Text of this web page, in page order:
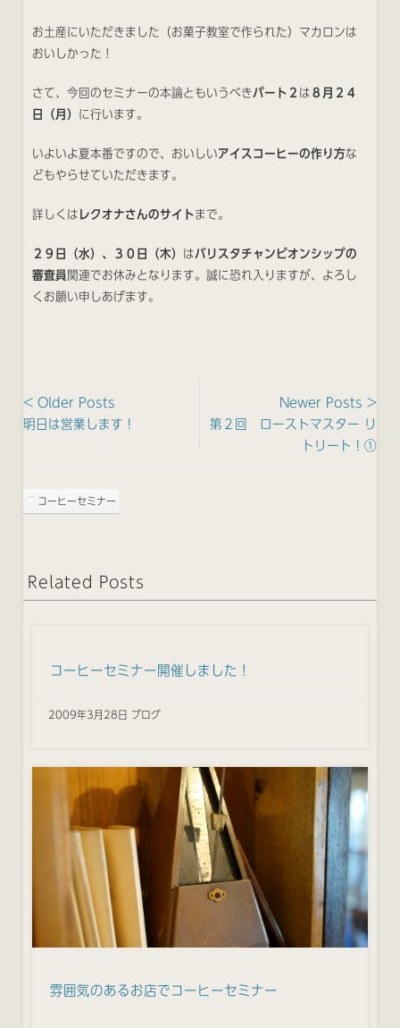
お土産にいただきました（お菓子教室で作られた）マカロンは
おいしかった！
さて、今回のセミナーの本論ともいうべきパート２ は ８月２４
日（月） に行います。
いよいよ夏本番ですので、おいしいアイスコーヒーの作り方な
どもやらせていただきます。
詳しくは レクオナさんのサイトまで。
２９日（水）、３０日（木） はバリスタチャンピオンシップの
審査員関連でお休みとなります。誠に恐れ入りますが、よろし
くお願い申しあげます。
< Older Posts
明日は営業します！
Newer Posts >
第２回 ローストマスター リ
トリート！①
コーヒーセミナー
Related Posts
コーヒーセミナー開催しました！
2009年3月28日 ブログ
雰囲気のあるお店でコーヒーセミナー